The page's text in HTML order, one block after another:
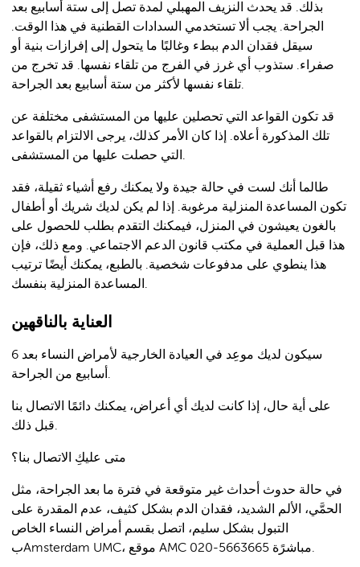
بذلك. قد يحدث النزيف المهبلي لمدة تصل إلى ستة أسابيع بعد
الجراحة. يجب ألا تستخدمي السدادات القطنية في هذا الوقت.
سيقل فقدان الدم ببطء وغالبًا ما يتحول إلى إفرازات بنية أو
صفراء. ستذوب أي غرز في الفرج من تلقاء نفسها. قد تخرج من
تلقاء نفسها لأكثر من ستة أسابيع بعد الجراحة.
قد تكون القواعد التي تحصلين عليها من المستشفى مختلفة عن
تلك المذكورة أعلاه. إذا كان الأمر كذلك، يرجى الالتزام بالقواعد
التي حصلت عليها من المستشفى.
طالما أنك لست في حالة جيدة ولا يمكنك رفع أشياء ثقيلة، فقد
تكون المساعدة المنزلية مرغوبة. إذا لم يكن لديك شريك أو أطفال
بالغون يعيشون في المنزل، فيمكنك التقدم بطلب للحصول على
هذا قبل العملية في مكتب قانون الدعم الاجتماعي. ومع ذلك، فإن
هذا ينطوي على مدفوعات شخصية. بالطبع، يمكنك أيضًا ترتيب
المساعدة المنزلية بنفسك.
العناية بالناقهين
سيكون لديك موعِد في العيادة الخارجية لأمراض النساء بعد 6
أسابيع من الجراحة.
على أية حال، إذا كانت لديك أي أعراض، يمكنك دائمًا الاتصال بنا
قبل ذلك.
متى عليكِ الاتصال بنا؟
في حالة حدوث أحداث غير متوقعة في فترة ما بعد الجراحة، مثل
الحمَّي، الألم الشديد، فقدان الدم بشكل كثيف، عدم المقدرة على
التبول بشكل سليم، اتصل بقسم أمراض النساء الخاص
بAmsterdam UMC، موقع AMC 020-5663665 مباشرًة.